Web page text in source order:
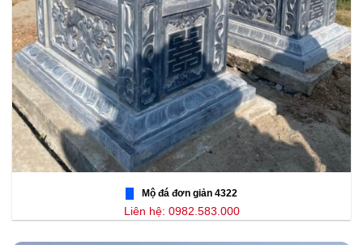
Mộ đá đơn giản 4322
Liên hệ: 0982.583.000